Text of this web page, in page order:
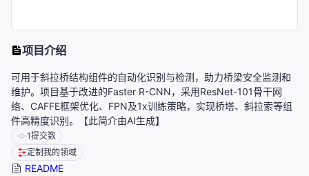
项目介绍
可用于斜拉桥结构组件的自动化识别与检测，助力桥梁安全监测和
维护。项目基于改进的Faster R-CNN，采用ResNet-101骨干网
络、CAFFE框架优化、FPN及1x训练策略，实现桥塔、斜拉索等组
件高精度识别。【此简介由AI生成】
1提交数
定制我的领域
README